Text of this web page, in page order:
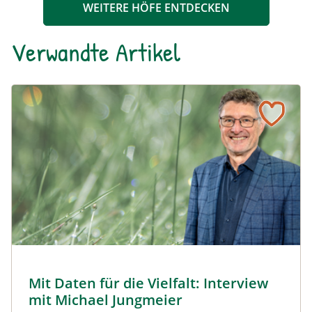
WEITERE HÖFE ENTDECKEN
Verwandte Artikel
Naturmagazin: Mit Daten für die Vielfalt: Interview mit
Naturmagazin: Mit Daten für die Vielfalt: Interview mit
Mit Daten für die Vielfalt: Interview
mit Michael Jungmeier
Mit Daten für die Vielfalt: Interview mit Michael Jungmeier